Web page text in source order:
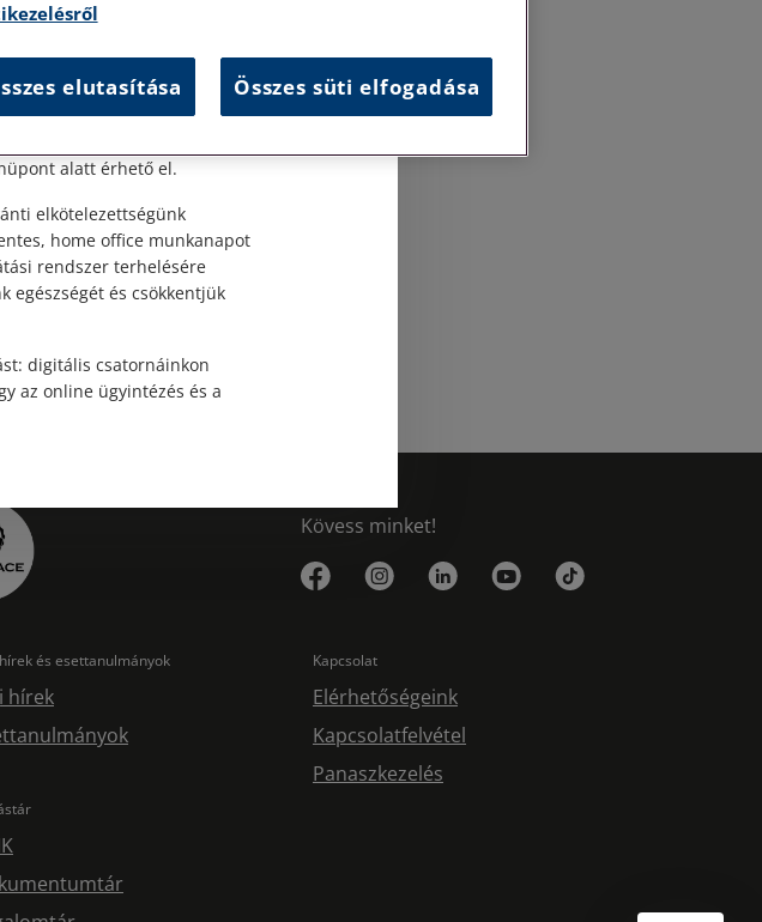
Kövess minket!
és esettanulmányok
hírek
Kapcsolat
Elérhetőségeink
Kapcsolatfelvétel
Panaszkezelés
előzetes időpontegyeztetés
alatt érhető el.
elkötelezettségünk
home office munkanapot
rendszer terhelésére
egészségét és csökkentjük
digitális csatornáinkon
az online ügyintézés és a
elutasítása Összes süti elfogadása